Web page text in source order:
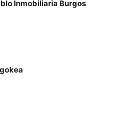
Inmobiliaria Burgos